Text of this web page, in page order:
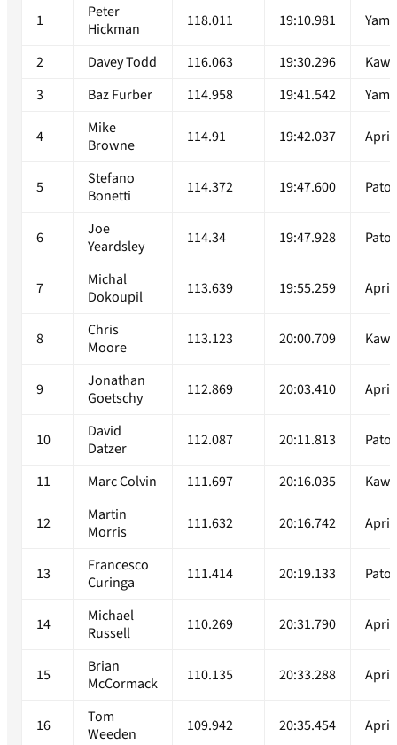
1
Peter
Hickman
118.011 19:10.981
2 Davey Todd 116.063 19:30.296
3
Baz Furber 114.958 19:41.542
4
Mike
Browne
114.91 19:42.037
5
Stefano
Bonetti
114.372 19:47.600
6
Joe
Yeardsley
114.34 19:47.928
7
Michal
Dokoupil
113.639 19:55.259
8
Chris
Moore
113.123 20:00.709
9
Jonathan
Goetschy
112.869 20:03.410
10
David
Datzer
112.087 20:11.813
11 Marc Colvin 111.697 20:16.035
12
Martin
Morris
111.632 20:16.742
13
Francesco
Curinga
111.414 20:19.133
14
Michael
Russell
110.269 20:31.790
15
Brian
McCormack
110.135 20:33.288
16
Tom
Weeden
109.942 20:35.454